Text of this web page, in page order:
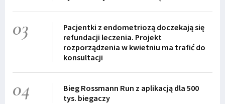
03
Pacjentki z endometriozą doczekają się
refundacji leczenia. Projekt
rozporządzenia w kwietniu ma trafić do
konsultacji
04
Bieg Rossmann Run z aplikacją dla 500
tys. biegaczy